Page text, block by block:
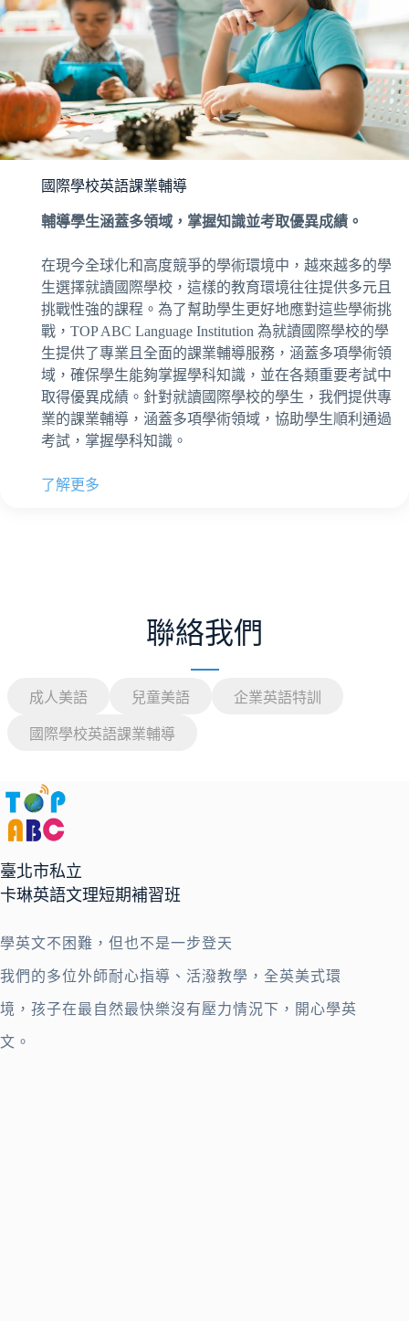
國際學校英語課業輔導
輔導學生涵蓋多領域，掌握知識並考取優異成績。
在現今全球化和高度競爭的學術環境中，越來越多的學
生選擇就讀國際學校，這樣的教育環境往往提供多元且
挑戰性強的課程。為了幫助學生更好地應對這些學術挑
戰，TOP ABC Language Institution 為就讀國際學校的學
生提供了專業且全面的課業輔導服務，涵蓋多項學術領
域，確保學生能夠掌握學科知識，並在各類重要考試中
取得優異成績。針對就讀國際學校的學生，我們提供專
業的課業輔導，涵蓋多項學術領域，協助學生順利通過
考試，掌握學科知識。
了解更多
聯絡我們
成人美語 兒童美語 企業英語特訓
國際學校英語課業輔導
臺北市私立
卡琳英語文理短期補習班
學英文不困難，但也不是一步登天
我們的多位外師耐心指導、活潑教學，全英美式環
境，孩子在最自然最快樂沒有壓力情況下，開心學英
文。